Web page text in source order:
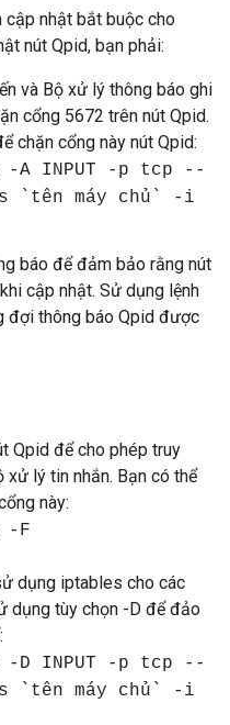
cập nhật bắt buộc cho
nút Qpid, bạn phải:
và Bộ xử lý thông báo ghi
cổng 5672 trên nút Qpid.
chặn cổng này nút Qpid:
A INPUT -p tcp --
`tên máy chủ` -i
báo để đảm bảo rằng nút
cập nhật. Sử dụng lệnh
đợi thông báo Qpid được
Qpid để cho phép truy
lý tin nhắn. Bạn có thể
này:
-F
dụng iptables cho các
dụng tùy chọn -D để đảo
D INPUT -p tcp --
`tên máy chủ` -i